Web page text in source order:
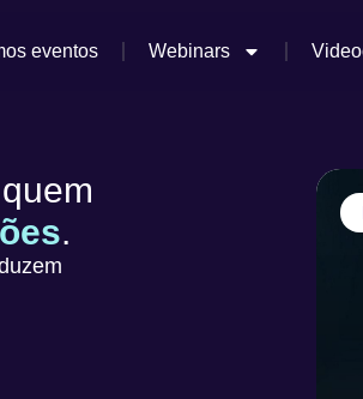
eventos Webinars
.